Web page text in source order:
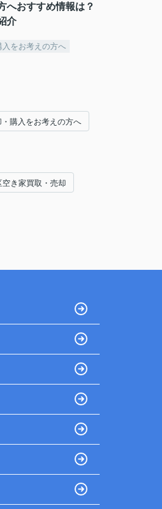
へおすすめ情報は？
介
をお考えの方へ
購入をお考えの方へ
空き家買取・売却